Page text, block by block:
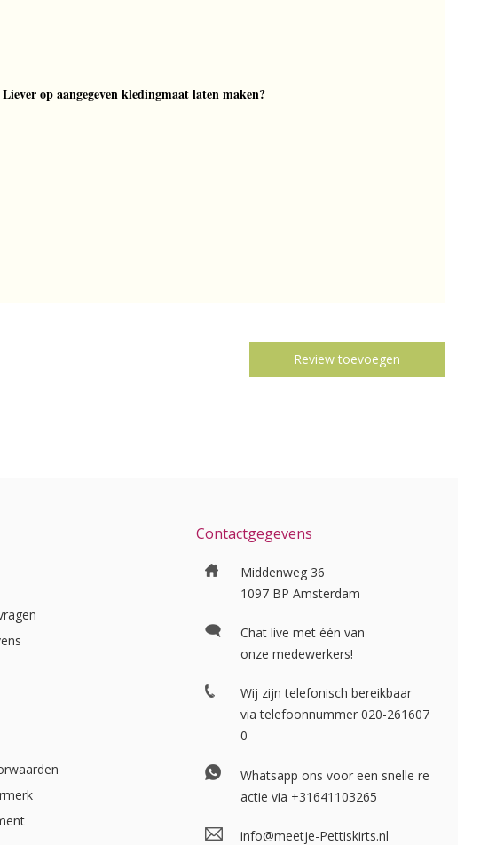
op aangegeven kledingmaat laten maken?
Review toevoegen
Contactgegevens
Middenweg 36
1097 BP Amsterdam
Chat live met één van
onze medewerkers!
Wij zijn telefonisch bereikbaar
via telefoonnummer 020-261607
0
Whatsapp ons voor een snelle re
actie via +31641103265
info@meetje-Pettiskirts.nl